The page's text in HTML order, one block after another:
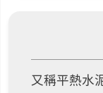
又稱平熱水